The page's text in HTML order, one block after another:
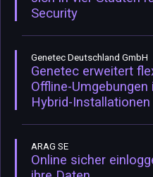
Security
Genetec Deutschland GmbH
Genetec erweitert
Offline-
Hybrid-Installationen
ARAG SE
Online sicher